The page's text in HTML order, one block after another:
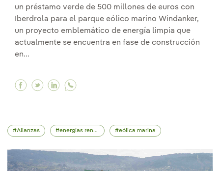
un préstamo verde de 500 millones de euros con
Iberdrola para el parque eólico marino Windanker,
un proyecto emblemático de energía limpia que
actualmente se encuentra en fase de construcción
en...
Facebook El BEI e Iberdrola firman un
Twitter El BEI e Iberdrola firman un
Linkedin El BEI e Iberdrola firman un
Alianzas energías renovables eólica marina